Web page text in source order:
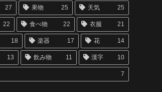
27 果物 25 天気 25
22 食べ物 22 衣服 21
18 楽器 17 花 14
13 飲み物 11 漢字 10
7